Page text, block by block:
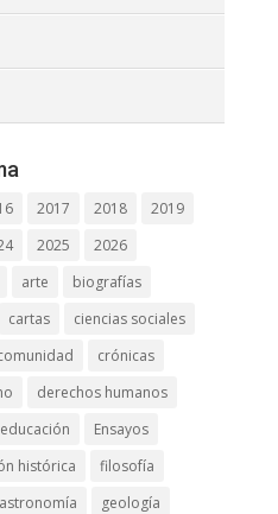
2017 2018
2019
2025
2026
arte
biografías
cartas
ciencias sociales
crónicas
derechos humanos
educación
Ensayos
histórica
filosofía
geología